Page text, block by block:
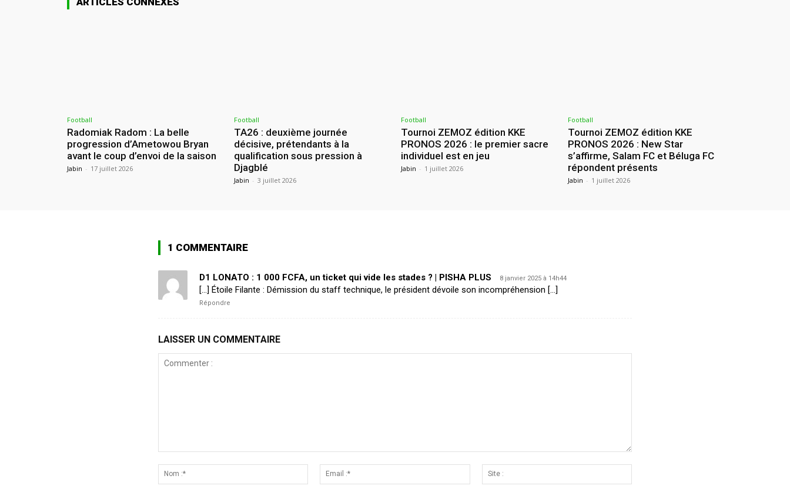
Football
Radomiak Radom : La belle
progression d’Ametowou Bryan
avant le coup d’envoi de la saison
Jabin - 17 juillet 2026
Football
TA26 : deuxième journée
décisive, prétendants à la
qualification sous pression à
Djagblé
Jabin - 3 juillet 2026
Football
Tournoi ZEMOZ édition KKE
PRONOS 2026 : le premier sacre
individuel est en jeu
Jabin - 1 juillet 2026
Football
Tournoi ZEMOZ édition KKE
PRONOS 2026 : New Star
s’affirme, Salam FC et Béluga FC
répondent présents
Jabin - 1 juillet 2026
1 COMMENTAIRE
D1 LONATO : 1 000 FCFA, un ticket qui vide les stades ? | PISHA PLUS 8 janvier 2025 à 14h44
[…] Étoile Filante : Démission du staff technique, le président dévoile son incompréhension […]
Répondre
LAISSER UN COMMENTAIRE
:*
Email
:*
: